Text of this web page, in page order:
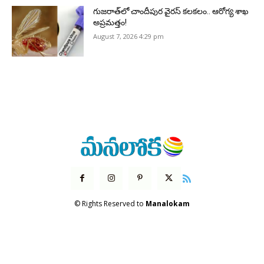
గుజరాత్‌లో చాందీపుర వైరస్ కలకలం.. ఆరోగ్య శాఖ
అప్రమత్తం!
August 7, 2026 4:29 pm
© Rights Reserved to Manalokam